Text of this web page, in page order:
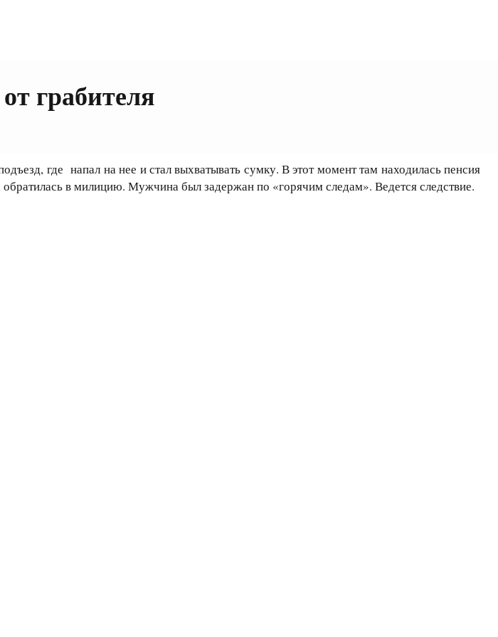
грабителя
где напал на нее и стал выхватывать сумку. В этот момент там находилась пенсия
в милицию. Мужчина был задержан по «горячим следам». Ведется следствие.